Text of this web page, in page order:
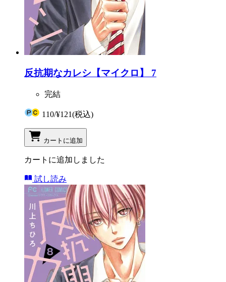
反抗期なカレシ【マイクロ】 7
完結
110/¥121(税込)
カートに追加
カートに追加しました
試し読み